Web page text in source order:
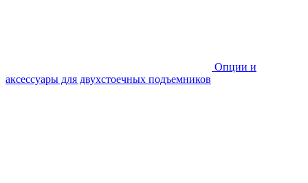
Опции и
аксессуары для двухстоечных подъемников